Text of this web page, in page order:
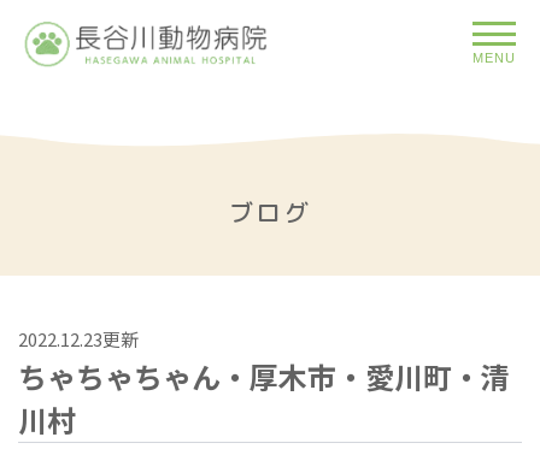
MENU
ブログ
2022.12.23更新
ちゃちゃちゃん・厚木市・愛川町・清
川村